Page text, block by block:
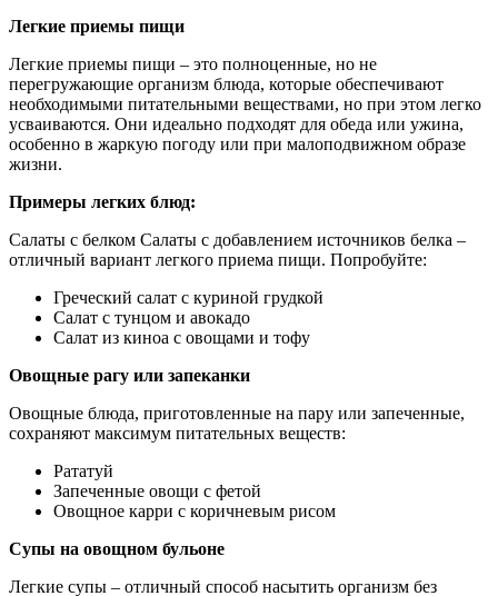
Легкие приемы пищи
Легкие приемы пищи – это полноценные, но не
перегружающие организм блюда, которые обеспечивают
необходимыми питательными веществами, но при этом легко
усваиваются. Они идеально подходят для обеда или ужина,
особенно в жаркую погоду или при малоподвижном образе
жизни.
Примеры легких блюд:
Салаты с белком Салаты с добавлением источников белка –
отличный вариант легкого приема пищи. Попробуйте:
Греческий салат с куриной грудкой
Салат с тунцом и авокадо
Салат из киноа с овощами и тофу
Овощные рагу или запеканки
Овощные блюда, приготовленные на пару или запеченные,
сохраняют максимум питательных веществ:
Рататуй
Запеченные овощи с фетой
Овощное карри с коричневым рисом
Супы на овощном бульоне
Легкие супы – отличный способ насытить организм без